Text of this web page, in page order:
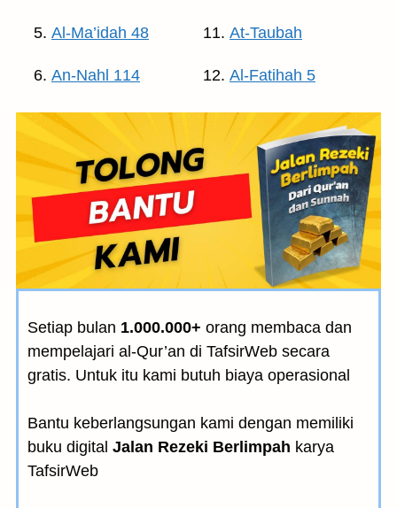
Al-Ma’idah 48
An-Nahl 114
At-Taubah
Al-Fatihah 5
Setiap bulan 1.000.000+ orang membaca dan
mempelajari al-Qur’an di TafsirWeb secara
gratis. Untuk itu kami butuh biaya operasional
Bantu keberlangsungan kami dengan memiliki
buku digital Jalan Rezeki Berlimpah karya
TafsirWeb